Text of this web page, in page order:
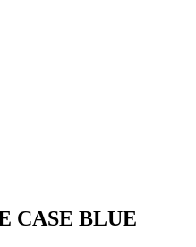
CASE BLUE